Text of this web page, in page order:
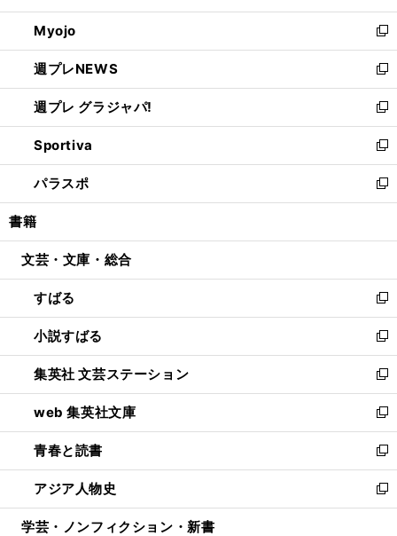
開
く
ウ
で
開
く
ン
ド
ウ
で
開
く
ウ
ィ
ン
ド
ウ
で
開
く
Myojo
新
し
い
ウ
ィ
ン
ド
ウ
で
開
週プレNEWS
新
し
い
ウ
ィ
ン
ド
ウ
開
週プレ グラジャパ!
新
し
い
ウ
ィ
ン
ウ
開
く
Sportiva
新
し
い
ウ
ン
ウ
で
開
く
パラスポ
新
し
ウ
ン
ド
ウ
で
開
く
書籍
文芸・文庫・総合
すばる
新
し
い
ウ
ィ
ン
ド
ウ
で
開
く
小説すばる
新
し
い
ウ
ィ
ン
ド
ウ
で
開
集英社 文芸ステーション
新
し
い
ウ
ィ
ン
ド
ウ
web 集英社文庫
新
し
い
ウ
ィ
ン
青春と読書
新
し
い
ウ
アジア人物史
新
し
学芸・ノンフィクション・新書